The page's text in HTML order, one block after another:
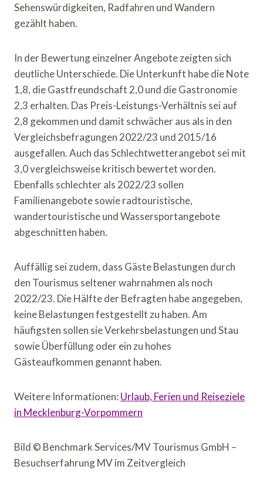
Sehenswürdigkeiten, Radfahren und Wandern
gezählt haben.
In der Bewertung einzelner Angebote zeigten sich
deutliche Unterschiede. Die Unterkunft habe die Note
1,8, die Gastfreundschaft 2,0 und die Gastronomie
2,3 erhalten. Das Preis-Leistungs-Verhältnis sei auf
2,8 gekommen und damit schwächer aus als in den
Vergleichsbefragungen 2022/23 und 2015/16
ausgefallen. Auch das Schlechtwetterangebot sei mit
3,0 vergleichsweise kritisch bewertet worden.
Ebenfalls schlechter als 2022/23 sollen
Familienangebote sowie radtouristische,
wandertouristische und Wassersportangebote
abgeschnitten haben.
Auffällig sei zudem, dass Gäste Belastungen durch
den Tourismus seltener wahrnahmen als noch
2022/23. Die Hälfte der Befragten habe angegeben,
keine Belastungen festgestellt zu haben. Am
häufigsten sollen sie Verkehrsbelastungen und Stau
sowie Überfüllung oder ein zu hohes
Gästeaufkommen genannt haben.
Weitere Informationen: Urlaub, Ferien und Reiseziele
in Mecklenburg-Vorpommern
Bild © Benchmark Services/MV Tourismus GmbH –
Besuchserfahrung MV im Zeitvergleich